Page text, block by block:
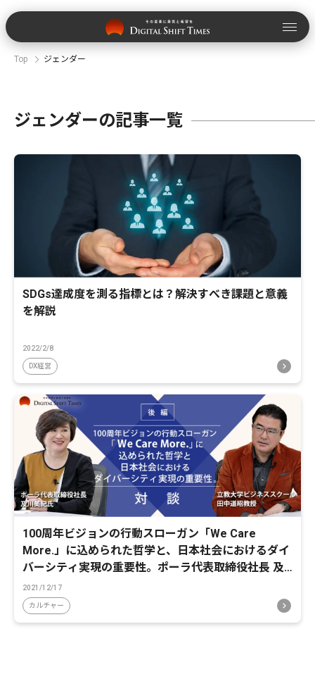
Top ジェンダー
ジェンダーの記事一覧
SDGs達成度を測る指標とは？解決すべき課題と意義
を解説
2022/2/8
DX経営
100周年ビジョンの行動スローガン「We Care
More.」に込められた哲学と、日本社会におけるダイ
バーシティ実現の重要性。ポーラ代表取締役社長 及
川美紀氏×立教大学ビジネススクール教授 田中道昭氏
対談【後編】
2021/12/17
カルチャー